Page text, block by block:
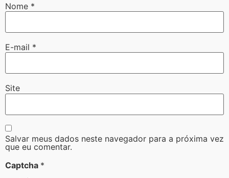
Nome *
E-mail *
Site
Salvar meus dados neste navegador para a próxima vez
que eu comentar.
Captcha *